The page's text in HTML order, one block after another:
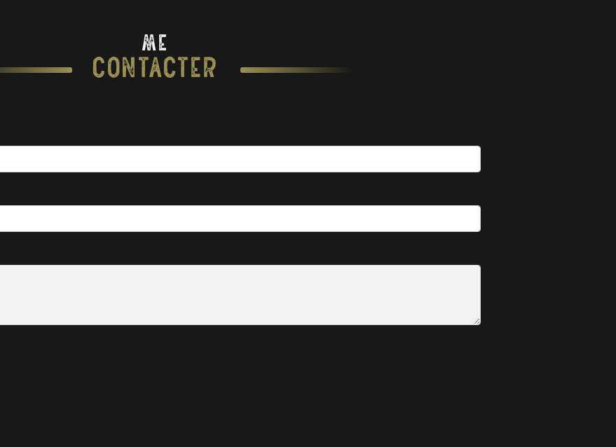
Me
Contacter